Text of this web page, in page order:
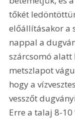
tőkét
előállításakor a
nappal a
szárcsomó
metszlapot
hogy a
vesszőt
Erre a talaj 8-10